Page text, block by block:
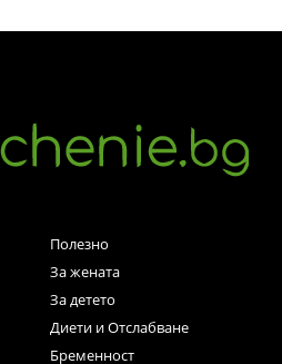
Полезно
За жената
За детето
Диети и Отслабване
Бременност